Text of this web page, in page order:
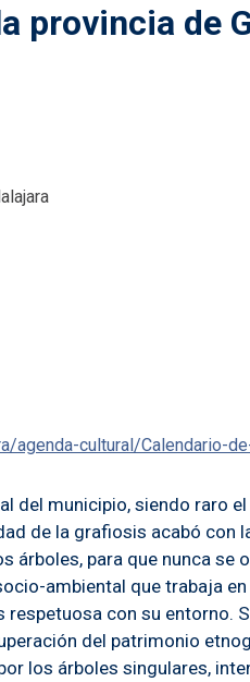
provincia de
agenda-cultural/Calendario-
del municipio, siendo raro
de la grafiosis acabó con
árboles, para que nunca
ambiental que trabaja
con su entorno.
del patrimonio
los árboles singulares,